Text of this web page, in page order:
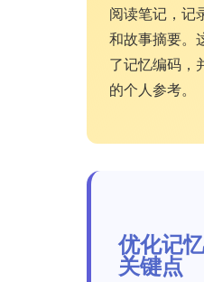
阅读笔记，记
和故事摘要。
了记忆编码，
的个人参考。
优化记
关键点